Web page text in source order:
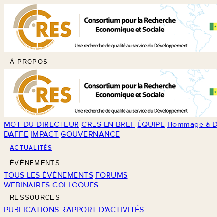
À PROPOS
MOT DU DIRECTEUR CRES EN BREF ÉQUIPE Hommage à
DAFFE IMPACT GOUVERNANCE
ACTUALITÉS
ÉVÉNEMENTS
TOUS LES ÉVÉNEMENTS FORUMS
WEBINAIRES COLLOQUES
RESSOURCES
PUBLICATIONS RAPPORT D'ACTIVITÉS